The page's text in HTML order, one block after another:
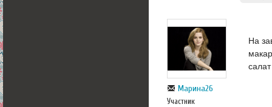
Марина26
Участник
На